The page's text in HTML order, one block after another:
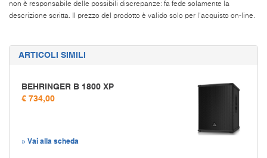
non è responsabile delle possibili discrepanze: fa fede solamente la
descrizione scritta. Il prezzo del prodotto è valido solo per l'acquisto on-line.
ARTICOLI SIMILI
BEHRINGER B 1800 XP
€ 734,00
» Vai alla scheda